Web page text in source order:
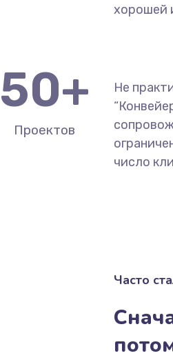
хорошей
50+
Проектов
Не
число
Часто